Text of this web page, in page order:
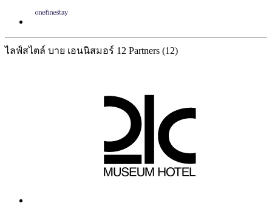
ไลฟ์สไตล์ บาย เอนนิสมอร์ 12 Partners (12)